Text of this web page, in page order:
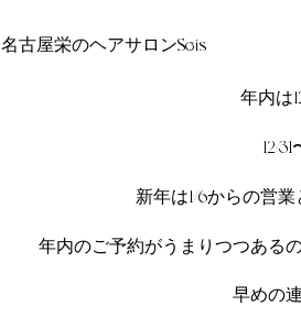
名古屋栄のヘアサロンSeis
年内は
12/
新年は1/6からの営
年内のご予約がうまりつつある
早めの